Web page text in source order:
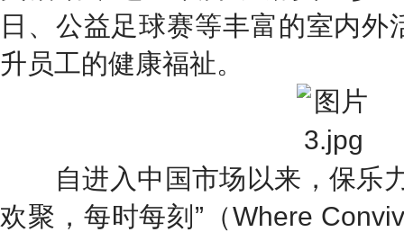
日、公益足球赛等丰富的室内外
升员工的健康福祉。
自进入中国市场以来，保乐力
欢聚，每时每刻”（Where